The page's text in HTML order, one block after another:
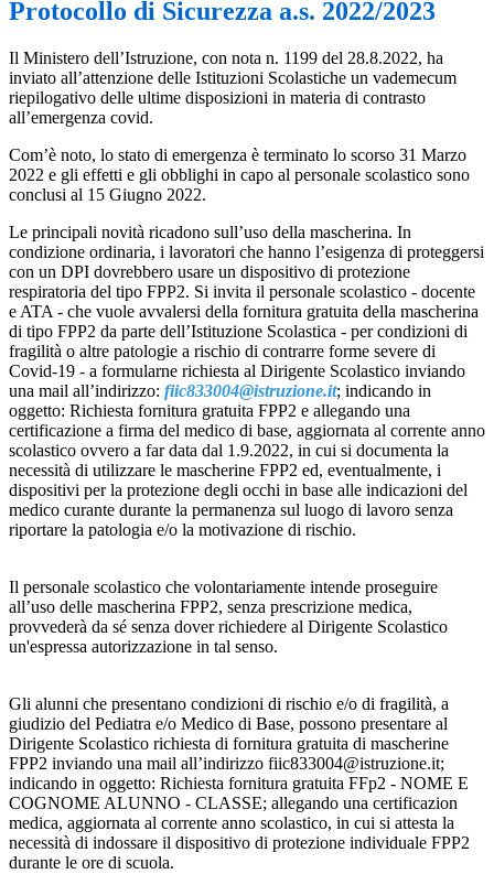
Protocollo di Sicurezza a.s. 2022/2023
Il Ministero dell’Istruzione, con nota n. 1199 del 28.8.2022, ha
inviato all’attenzione delle Istituzioni Scolastiche un vademecum
riepilogativo delle ultime disposizioni in materia di contrasto
all’emergenza covid.
Com’è noto, lo stato di emergenza è terminato lo scorso 31 Marzo
2022 e gli effetti e gli obblighi in capo al personale scolastico sono
conclusi al 15 Giugno 2022.
Le principali novità ricadono sull’uso della mascherina. In
condizione ordinaria, i lavoratori che hanno l’esigenza di proteggersi
con un DPI dovrebbero usare un dispositivo di protezione
respiratoria del tipo FPP2. Si invita il personale scolastico - docente
e ATA - che vuole avvalersi della fornitura gratuita della mascherina
di tipo FPP2 da parte dell’Istituzione Scolastica - per condizioni di
fragilità o altre patologie a rischio di contrarre forme severe di
Covid-19 - a formularne richiesta al Dirigente Scolastico inviando
una mail all’indirizzo: fiic833004@istruzione.it; indicando in
oggetto: Richiesta fornitura gratuita FPP2 e allegando una
certificazione a firma del medico di base, aggiornata al corrente anno
scolastico ovvero a far data dal 1.9.2022, in cui si documenta la
necessità di utilizzare le mascherine FPP2 ed, eventualmente, i
dispositivi per la protezione degli occhi in base alle indicazioni del
medico curante durante la permanenza sul luogo di lavoro senza
riportare la patologia e/o la motivazione di rischio.
Il personale scolastico che volontariamente intende proseguire
all’uso delle mascherina FPP2, senza prescrizione medica,
provvederà da sé senza dover richiedere al Dirigente Scolastico
un'espressa autorizzazione in tal senso.
Gli alunni che presentano condizioni di rischio e/o di fragilità, a
giudizio del Pediatra e/o Medico di Base, possono presentare al
Dirigente Scolastico richiesta di fornitura gratuita di mascherine
FPP2 inviando una mail all’indirizzo fiic833004@istruzione.it;
indicando in oggetto: Richiesta fornitura gratuita FFp2 - NOME E
COGNOME ALUNNO - CLASSE; allegando una certificazion
medica, aggiornata al corrente anno scolastico, in cui si attesta la
necessità di indossare il dispositivo di protezione individuale FPP2
durante le ore di scuola.